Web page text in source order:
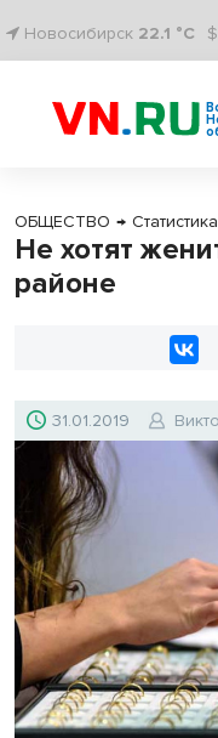
Новосибирск 22.1 °C
ОБЩЕСТВО → Статистика
Не хотят
районе
31.01.2019